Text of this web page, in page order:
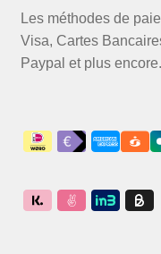
Les méthodes de
Visa, Cartes
Paypal et plus encore.